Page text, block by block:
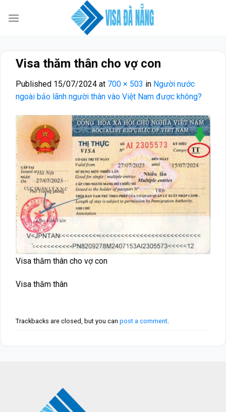
Visa thăm thân cho vợ con
Published 15/07/2024 at 700 × 503 in Người nước
ngoài bảo lãnh người thân vào Việt Nam được không?
Visa thăm thân cho vợ con
Visa thăm thân
Trackbacks are closed, but you can post a comment.